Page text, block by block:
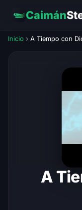
Caimán
Inicio › A Tiempo con
A